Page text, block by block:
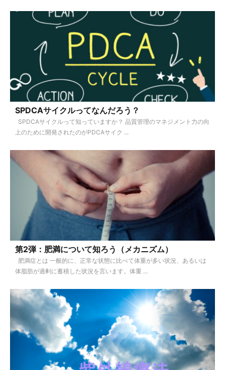
SPDCAサイクルってなんだろう？
SPDCAサイクルって知っていますか？ 品質管理のマネジメント力の向
上のために開発されたのがPDCAサイク ...
第2弾：肥満について知ろう（メカニズム）
肥満症とは 一般的に、正常な状態に比べて体重が多い状況、あるいは
体脂肪が過剰に蓄積した状況を言います。体重 ...